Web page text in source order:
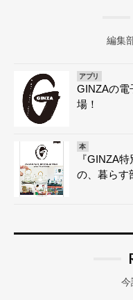
編集
アプリ
GINZAの電
場！
本
『GINZA
の、暮らす
今